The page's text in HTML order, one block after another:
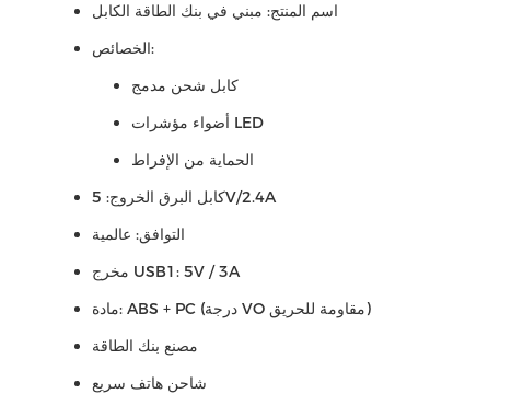
اسم المنتج: مبني في بنك الطاقة الكابل
الخصائص:
كابل شحن مدمج
أضواء مؤشرات LED
الحماية من الإفراط
كابل البرق الخروج: 5V/2.4A
التوافق: عالمية
مخرج USB1: 5V / 3A
مادة: ABS + PC (درجة VO مقاومة للحريق)
مصنع بنك الطاقة
شاحن هاتف سريع